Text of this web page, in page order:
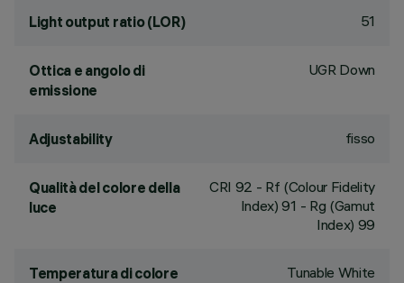
Light output ratio (LOR) 51
Ottica e angolo di
emissione
UGR Down
Adjustability fisso
Qualità del colore della
luce
CRI 92 - Rf (Colour Fidelity
Index) 91 - Rg (Gamut
Index) 99
Temperatura di colore Tunable White